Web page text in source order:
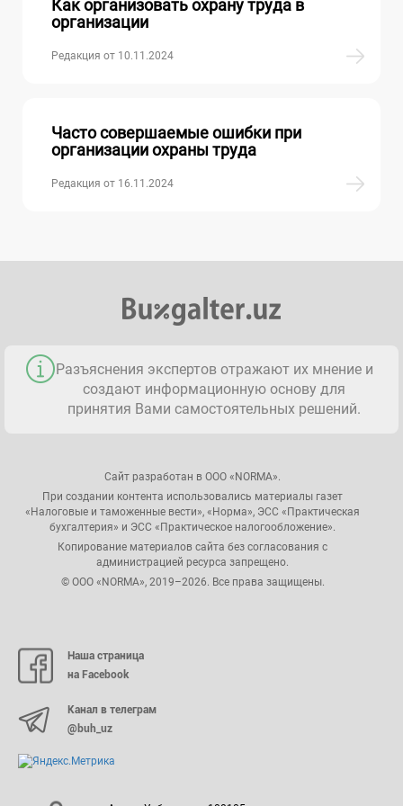
Как организовать охрану труда в
организации
Редакция от 10.11.2024
Часто совершаемые ошибки при
организации охраны труда
Редакция от 16.11.2024
Разъяснения экспертов отражают их мнение и
создают информационную основу для
принятия Вами самостоятельных решений.
Сайт разработан в ООО «NORMA».
При создании контента использовались материалы газет
«Налоговые и таможенные вести», «Норма», ЭСС «Практическая
бухгалтерия» и ЭСС «Практическое налогообложение».
Копирование материалов сайта без согласования с
администрацией ресурса запрещено.
© ООО «NORMA», 2019–2026. Все права защищены.
Наша страница
на Facebook
Канал в телеграм
@buh_uz